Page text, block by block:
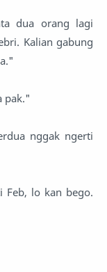
dua orang lagi
Kalian gabung
pak."
nggak ngerti
Feb, lo kan bego.